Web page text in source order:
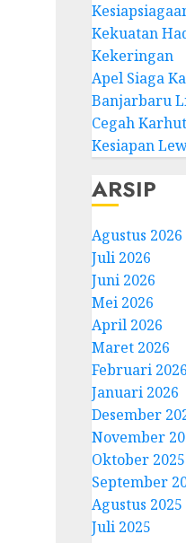
Kekuatan
Kekeringan
Apel Siaga
Banjarbaru
Cegah
Kesiapan
ARSIP
Agustus 2026
Juli 2026
Juni 2026
Mei 2026
April 2026
Maret 2026
Februari 2026
Januari 2026
Desember
November
Oktober 2025
September
Agustus 2025
Juli 2025